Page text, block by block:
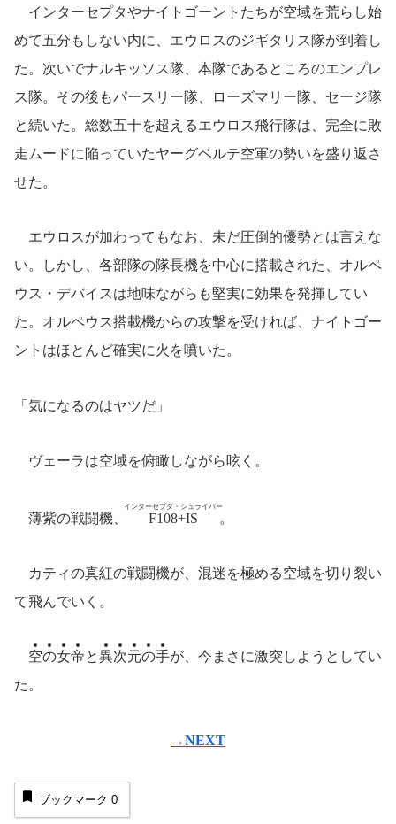
インターセプタやナイトゴーントたちが空域を荒らし始
めて五分もしない内に、エウロスのジギタリス隊が到着し
た。次いでナルキッソス隊、本隊であるところのエンプレ
ス隊。その後もパースリー隊、ローズマリー隊、セージ隊
と続いた。総数五十を超えるエウロス飛行隊は、完全に敗
走ムードに陥っていたヤーグベルテ空軍の勢いを盛り返さ
せた。
エウロスが加わってもなお、未だ圧倒的優勢とは言えな
い。しかし、各部隊の隊長機を中心に搭載された、オルペ
ウス・デバイスは地味ながらも堅実に効果を発揮してい
た。オルペウス搭載機からの攻撃を受ければ、ナイトゴー
ントはほとんど確実に火を噴いた。
「気になるのはヤツだ」
ヴェーラは空域を俯瞰しながら呟く。
薄紫の戦闘機、 F108+IS
インターセプタ・シュライバー
。
カティの真紅の戦闘機が、混迷を極める空域を切り裂い
て飛んでいく。
空の女帝と異次元の手が、今まさに激突しようとしてい
た。
→NEXT
ブックマーク 0